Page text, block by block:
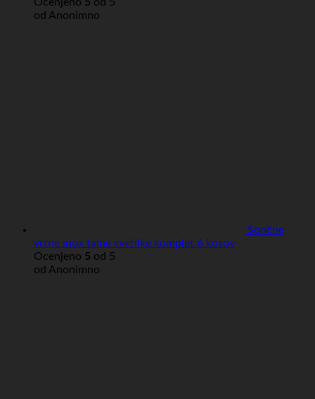
Ocenjeno 5 od 5
od Anonimno
Sončne
vrtne inox talne svetilke komplet 6 kosov
Ocenjeno 5 od 5
od Anonimno